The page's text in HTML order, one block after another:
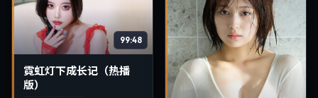
99:48
霓虹灯下成长记（热播
版）